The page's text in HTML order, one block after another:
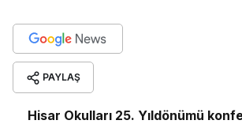
PAYLAŞ
Hisar Okulları 25. Yıldönümü